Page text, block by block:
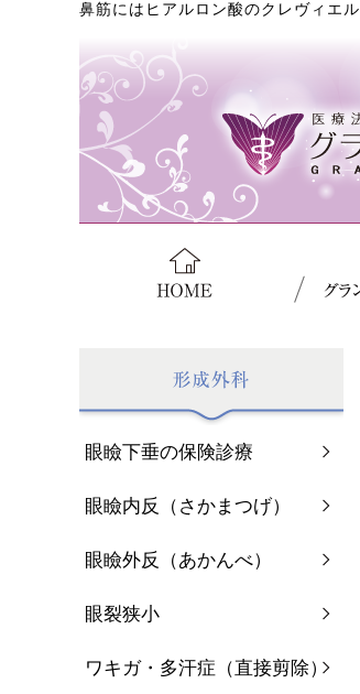
鼻筋にはヒアルロン酸のクレヴィエル
眼瞼下垂の保険診療
眼瞼内反（さかまつげ）
眼瞼外反（あかんべ）
眼裂狭小
ワキガ・多汗症（直接剪除）